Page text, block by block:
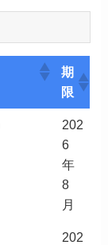
期
限
期
限
202
6
年
8
月
202